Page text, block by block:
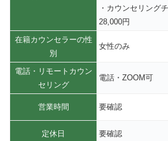
・カウンセリング
28,000円
在籍カウンセラーの性
別
女性のみ
電話・リモートカウン
セリング
電話・ZOOM可
営業時間 要確認
定休日 要確認